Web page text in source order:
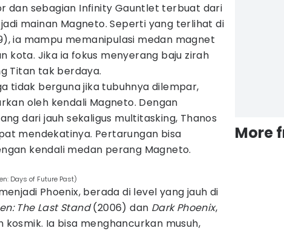
dan sebagian Infinity Gauntlet terbuat dari
mainan Magneto. Seperti yang terlihat di
ia mampu memanipulasi medan magnet
kota. Jika ia fokus menyerang baju zirah
Titan tak berdaya.
tidak berguna jika tubuhnya dilempar,
oleh kendali Magneto. Dengan
dari jauh sekaligus multitasking, Thanos
mendekatinya. Pertarungan bisa
kendali medan perang Magneto.
Days of Future Past)
Phoenix, berada di level yang jauh di
The Last Stand(2006) dan Dark Phoenix,
kosmik. Ia bisa menghancurkan musuh,
More